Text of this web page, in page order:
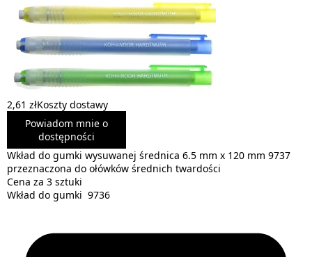
2,61 złKoszty dostawy
Powiadom mnie o
dostępności
Wkład do gumki wysuwanej średnica 6.5 mm x 120 mm 9737
przeznaczona do ołówków średnich twardości
Cena za 3 sztuki
Wkład do gumki 9736